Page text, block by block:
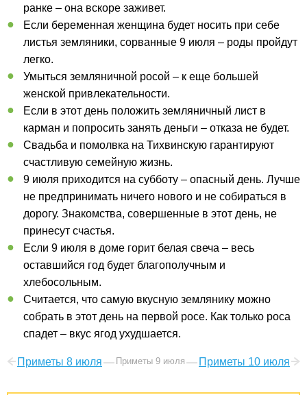
ранке – она вскоре заживет.
Если беременная женщина будет носить при себе
листья земляники, сорванные 9 июля – роды пройдут
легко.
Умыться земляничной росой – к еще большей
женской привлекательности.
Если в этот день положить земляничный лист в
карман и попросить занять деньги – отказа не будет.
Свадьба и помолвка на Тихвинскую гарантируют
счастливую семейную жизнь.
9 июля приходится на субботу – опасный день. Лучше
не предпринимать ничего нового и не собираться в
дорогу. Знакомства, совершенные в этот день, не
принесут счастья.
Если 9 июля в доме горит белая свеча – весь
оставшийся год будет благополучным и
хлебосольным.
Считается, что самую вкусную землянику можно
собрать в этот день на первой росе. Как только роса
спадет – вкус ягод ухудшается.
Приметы 8 июля Приметы 9 июля Приметы 10 июля